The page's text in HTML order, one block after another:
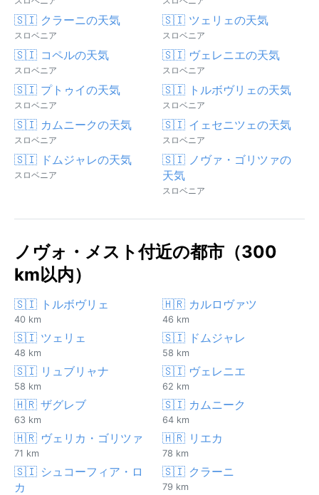
🇸🇮 クラーニの天気
スロベニア
🇸🇮 ツェリェの天気
スロベニア
🇸🇮 コペルの天気
スロベニア
🇸🇮 ヴェレニエの天気
スロベニア
🇸🇮 プトゥイの天気
スロベニア
🇸🇮 トルボヴリェの天気
スロベニア
🇸🇮 カムニークの天気
スロベニア
🇸🇮 イェセニツェの天気
スロベニア
🇸🇮 ドムジャレの天気
スロベニア
🇸🇮 ノヴァ・ゴリツァの
天気
スロベニア
ノヴォ・メスト付近の都市（300
km以内）
🇸🇮 トルボヴリェ
40 km
🇭🇷 カルロヴァツ
46 km
🇸🇮 ツェリェ
48 km
🇸🇮 ドムジャレ
58 km
🇸🇮 リュブリャナ
58 km
🇸🇮 ヴェレニエ
62 km
🇭🇷 ザグレブ
63 km
🇸🇮 カムニーク
64 km
🇭🇷 ヴェリカ・ゴリツァ
71 km
🇭🇷 リエカ
78 km
🇸🇮 シュコーフィア・ロ
カ
🇸🇮 クラーニ
79 km